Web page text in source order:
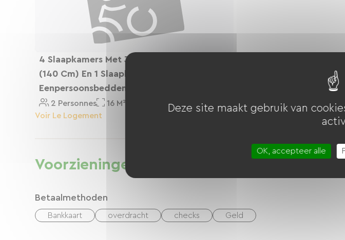
4 Slaapkamers Met 3 Tweepersoonsbedden
(140 Cm) En 1 Slaapkamer Met 2
Eenpersoonsbedden + 1 Kinderbedje
2 Personnes
16 M²
Voir Le Logement
Voorzieningen
Betaalmethoden
Bankkaart overdracht checks Geld
Deze site maakt gebruik van
OK, accepteer alle